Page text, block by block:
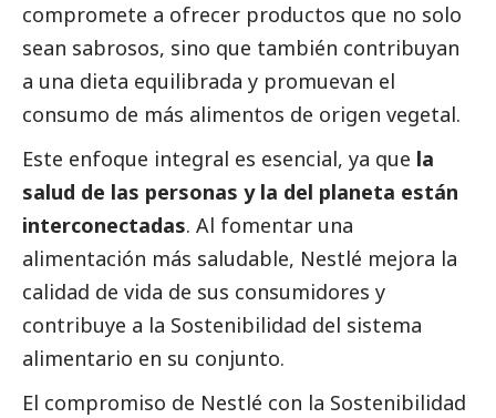
compromete a ofrecer productos que no solo
sean sabrosos, sino que también contribuyan
a una dieta equilibrada y promuevan el
consumo de más alimentos de origen vegetal.
Este enfoque integral es esencial, ya que la
salud de las personas y la del planeta están
interconectadas. Al fomentar una
alimentación más saludable, Nestlé mejora la
calidad de vida de sus consumidores y
contribuye a la Sostenibilidad del sistema
alimentario en su conjunto.
El compromiso de Nestlé con la Sostenibilidad